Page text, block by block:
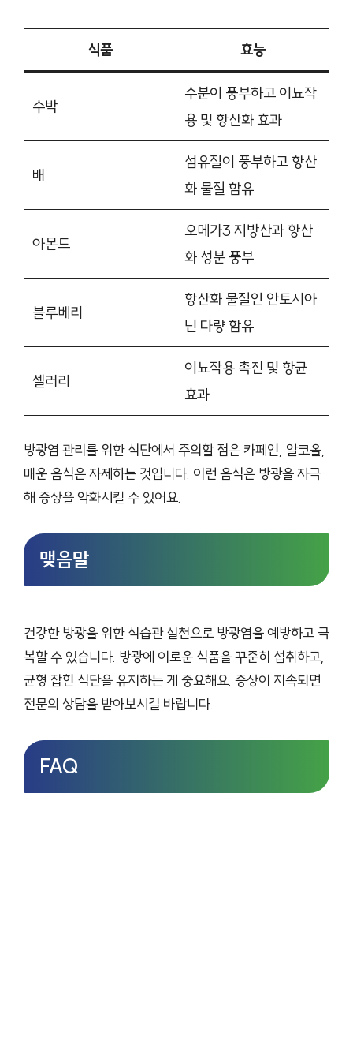
식품 효능
수박
수분이 풍부하고 이뇨작
용 및 항산화 효과
배
섬유질이 풍부하고 항산
화 물질 함유
아몬드
오메가3 지방산과 항산
화 성분 풍부
블루베리
항산화 물질인 안토시아
닌 다량 함유
셀러리
이뇨작용 촉진 및 항균
효과
방광염 관리를 위한 식단에서 주의할 점은 카페인, 알코올,
매운 음식은 자제하는 것입니다. 이런 음식은 방광을 자극
해 증상을 악화시킬 수 있어요.
맺음말
건강한 방광을 위한 식습관 실천으로 방광염을 예방하고 극
복할 수 있습니다. 방광에 이로운 식품을 꾸준히 섭취하고,
균형 잡힌 식단을 유지하는 게 중요해요. 증상이 지속되면
전문의 상담을 받아보시길 바랍니다.
FAQ